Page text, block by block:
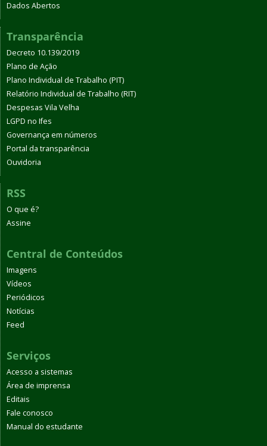
Dados Abertos
Transparência
Decreto 10.139/2019
Plano de Ação
Plano Individual de Trabalho (PIT)
Relatório Individual de Trabalho (RIT)
Despesas Vila Velha
LGPD no Ifes
Governança em números
Portal da transparência
Ouvidoria
RSS
O que é?
Assine
Central de Conteúdos
Imagens
Vídeos
Periódicos
Notícias
Feed
Serviços
Acesso a sistemas
Área de imprensa
Editais
Fale conosco
Manual do estudante